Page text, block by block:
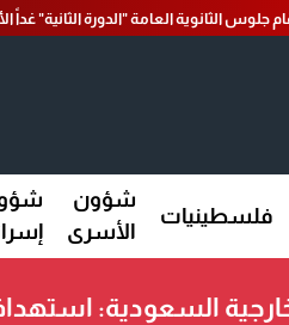
جلوس الثانوية العامة "الدورة الثانية" غداً
فلسطينيات
شؤون
الأسرى
السعودية: